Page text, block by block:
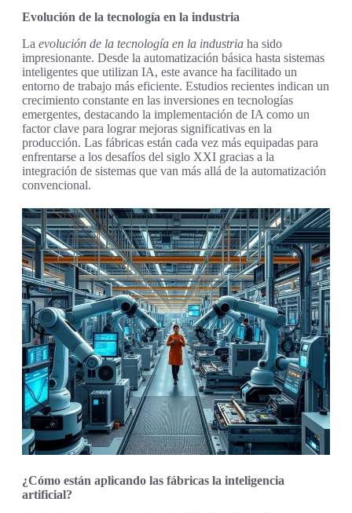
Evolución de la tecnología en la industria
La evolución de la tecnología en la industria ha sido
impresionante. Desde la automatización básica hasta sistemas
inteligentes que utilizan IA, este avance ha facilitado un
entorno de trabajo más eficiente. Estudios recientes indican un
crecimiento constante en las inversiones en tecnologías
emergentes, destacando la implementación de IA como un
factor clave para lograr mejoras significativas en la
producción. Las fábricas están cada vez más equipadas para
enfrentarse a los desafíos del siglo XXI gracias a la
integración de sistemas que van más allá de la automatización
convencional.
¿Cómo están aplicando las fábricas la inteligencia
artificial?